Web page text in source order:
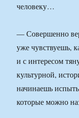
человеку…
— Совершенно
уже чувствуешь,
и с интересом
культурной,
начинаешь
которые можно